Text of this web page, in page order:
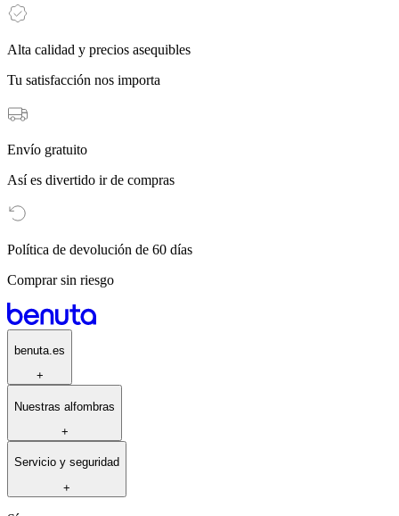
Alta calidad y precios asequibles
Tu satisfacción nos importa
Envío gratuito
Así es divertido ir de compras
Política de devolución de 60 días
Comprar sin riesgo
benuta.es
+
Nuestras alfombras
+
Servicio y seguridad
+